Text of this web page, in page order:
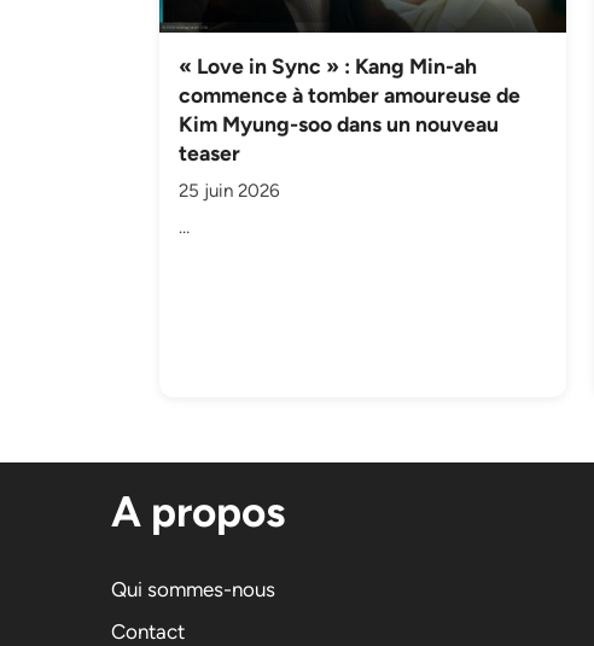
« Love in Sync » : Kang Min-ah
commence à tomber amoureuse de
Kim Myung-soo dans un nouveau
teaser
25 juin 2026
…
A propos
Qui sommes-nous
Contact